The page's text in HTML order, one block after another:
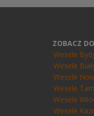
ZOBACZ
Wesele
Wesele
Wesele
Wesele
Wesele
Wesele